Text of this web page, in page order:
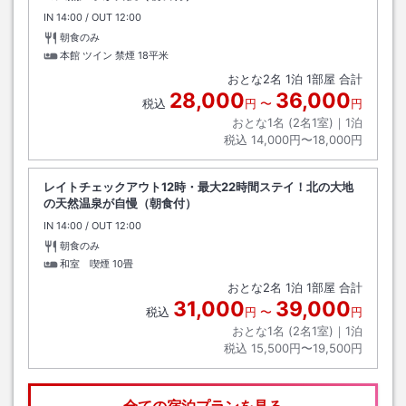
IN チェックイン
14:00 / OUT チェックアウト
12:00
朝食のみ
本館 ツイン 禁煙 18平米
おとな2名 1泊 1部屋 合計
税込 28,000円 〜 36,000円
おとな1名 (2名1室)｜ 1泊
税込 14,000円〜18,000円
レイトチェックアウト12時・最大22時間ステイ！北の大地
の天然温泉が自慢（朝食付）
IN チェックイン
14:00 / OUT チェックアウト
12:00
朝食のみ
和室 喫煙 10畳
おとな2名 1泊 1部屋 合計
税込 31,000円 〜 39,000円
おとな1名 (2名1室)｜ 1泊
税込 15,500円〜19,500円